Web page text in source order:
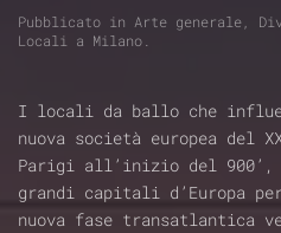
Pubblicato in Arte generale
Locali a Milano
I locali da ballo che
nuova società europea del
Parigi all’inizio del 900’,
grandi capitali d’Europa
nuova fase transatlantica